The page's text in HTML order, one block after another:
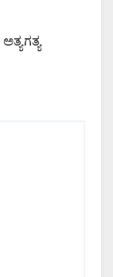
ಅತ್ಯಗತ್ಯ